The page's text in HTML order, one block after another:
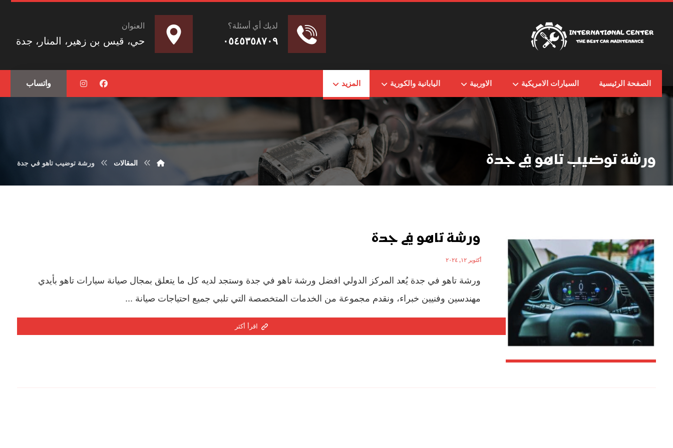
العنوان
حي، قيس بن زهير، المنار، جدة
لديك أي أسئلة؟
٠٥٤٥٣٥٨٧٠٩
الصفحة الرئيسية السيارات الامريكية الاوربية اليابانية والكورية المزيد واتساب
ورشة توضيب تاهو في جدة المقالات ورشة توضيب تاهو في جدة
ورشة تاهو في جدة
أكتوبر ١٢, ٢٠٢٤
ورشة تاهو في جدة يُعد المركز الدولي افضل ورشة تاهو في جدة وستجد لديه كل ما يتعلق بمجال صيانة سيارات تاهو بأيدي
مهندسين وفنيين خبراء، ونقدم مجموعة من الخدمات المتخصصة التي تلبي جميع احتياجات صيانة ...
اقرأ أكثر